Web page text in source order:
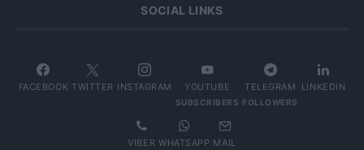
SOCIAL LINKS
FACEBOOK TWITTER INSTAGRAM YOUTUBE
SUBSCRIBERS
TELEGRAM
FOLLOWERS
LINKEDIN
VIBER WHATSAPP MAIL